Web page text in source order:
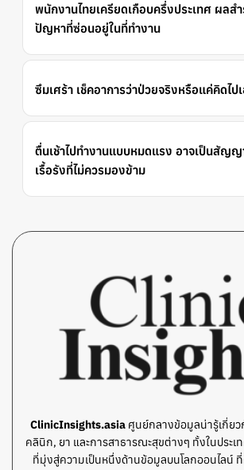
พนักงานไทยเครียดเกือบครึ่งประเทศ ผลส
ปัญหาที่ซ่อนอยู่ในที่ทำงาน
ซึมเศร้า เช็คอาการว่าป่วยจริงหรือแค่คิดไป
ตื่นเช้าไปทำงานแบบหมดแรง อาจเป็นสัญ
เรื้อรังที่ไม่ควรมองข้าม
ClinicInsights.asia ศูนย์กลางข้อมูลน่ารู้เกี่ย
คลินิก, ยา และการสาธารณะสุขต่างๆ ทั้งในประเท
ที่มุ่งสู่ความเป็นหนึ่งด้านข้อมูลบนโลกออนไลน์ ที่